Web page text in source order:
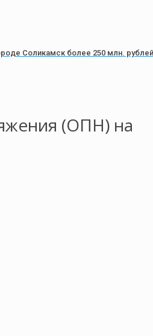
Соликамск более 250 млн. рублей
(ОПН) на